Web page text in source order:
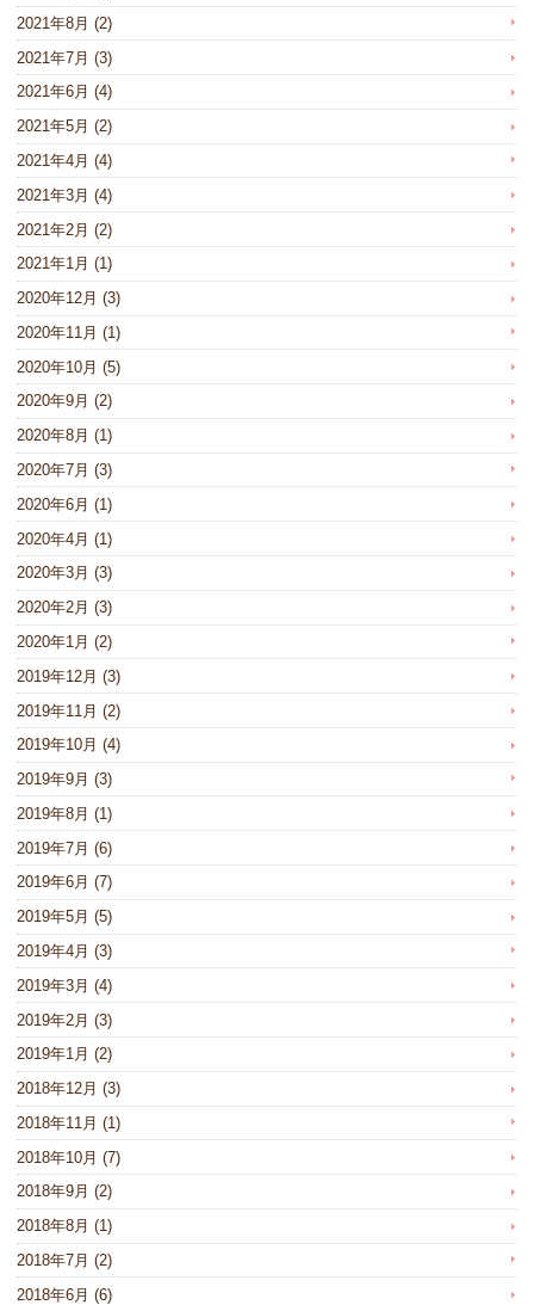
2021年8月 (2)
2021年7月 (3)
2021年6月 (4)
2021年5月 (2)
2021年4月 (4)
2021年3月 (4)
2021年2月 (2)
2021年1月 (1)
2020年12月 (3)
2020年11月 (1)
2020年10月 (5)
2020年9月 (2)
2020年8月 (1)
2020年7月 (3)
2020年6月 (1)
2020年4月 (1)
2020年3月 (3)
2020年2月 (3)
2020年1月 (2)
2019年12月 (3)
2019年11月 (2)
2019年10月 (4)
2019年9月 (3)
2019年8月 (1)
2019年7月 (6)
2019年6月 (7)
2019年5月 (5)
2019年4月 (3)
2019年3月 (4)
2019年2月 (3)
2019年1月 (2)
2018年12月 (3)
2018年11月 (1)
2018年10月 (7)
2018年9月 (2)
2018年8月 (1)
2018年7月 (2)
2018年6月 (6)